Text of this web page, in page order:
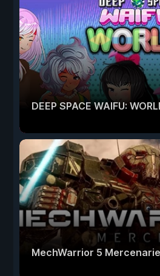
DEEP SPACE WAIFU:
MechWarrior 5